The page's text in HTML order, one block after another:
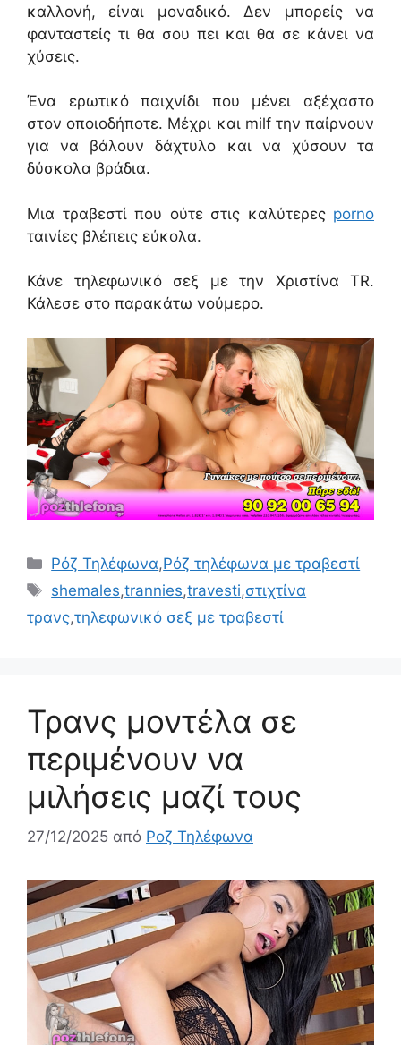
καλλονή, είναι μοναδικό. Δεν μπορείς να
φανταστείς τι θα σου πει και θα σε κάνει να
χύσεις.
Ένα ερωτικό παιχνίδι που μένει αξέχαστο
στον οποιοδήποτε. Μέχρι και milf την παίρνουν
για να βάλουν δάχτυλο και να χύσουν τα
δύσκολα βράδια.
Μια τραβεστί που ούτε στις καλύτερες porno
ταινίες βλέπεις εύκολα.
Κάνε τηλεφωνικό σεξ με την Χριστίνα TR.
Κάλεσε στο παρακάτω νούμερο.
Κατηγορίες
Ρόζ Τηλέφωνα,Ρόζ τηλέφωνα με τραβεστί
Ετικέτες
shemales,trannies,travesti,στιχτίνα
τρανς,τηλεφωνικό σεξ με τραβεστί
Τρανς μοντέλα σε
περιμένουν να
μιλήσεις μαζί τους
27/12/2025 από Ροζ Τηλέφωνα